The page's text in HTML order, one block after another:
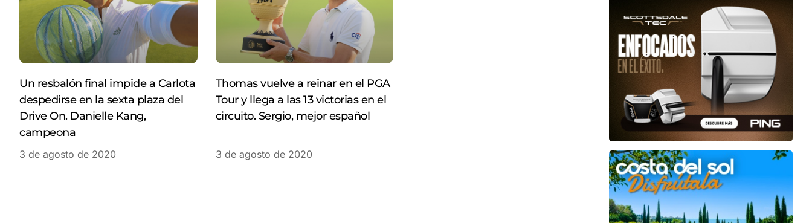
Un resbalón final impide a Carlota
despedirse en la sexta plaza del
Drive On. Danielle Kang,
campeona
3 de agosto de 2020
Thomas vuelve a reinar en el PGA
Tour y llega a las 13 victorias en el
circuito. Sergio, mejor español
3 de agosto de 2020